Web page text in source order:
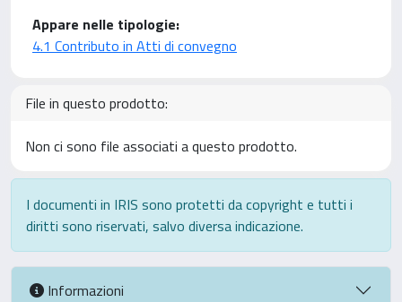
Appare nelle tipologie:
4.1 Contributo in Atti di convegno
File in questo prodotto:
Non ci sono file associati a questo prodotto.
I documenti in IRIS sono protetti da copyright e tutti i
diritti sono riservati, salvo diversa indicazione.
Informazioni